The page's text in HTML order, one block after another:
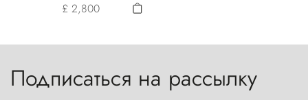
£ 2,800
Подписаться на рассылку